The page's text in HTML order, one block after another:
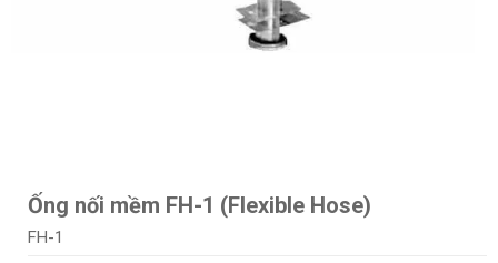
Ống nối mềm FH-1 (Flexible Hose)
FH-1